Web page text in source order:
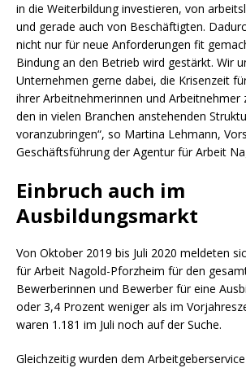
in die Weiterbildung investieren, von
und gerade auch von Beschäftigten.
nicht nur für neue Anforderungen fit
Bindung an den Betrieb wird gestärkt. Wir
Unternehmen gerne dabei, die Krisenzeit
ihrer Arbeitnehmerinnen und Arbeitnehmer
den in vielen Branchen anstehenden
voranzubringen“, so Martina Lehmann,
Geschäftsführung der Agentur für Arbeit
Einbruch auch im
Ausbildungsmarkt
Von Oktober 2019 bis Juli 2020 meldeten
für Arbeit Nagold-Pforzheim für den
Bewerberinnen und Bewerber für eine
oder 3,4 Prozent weniger als im
waren 1.181 im Juli noch auf der Suche.
Gleichzeitig wurden dem